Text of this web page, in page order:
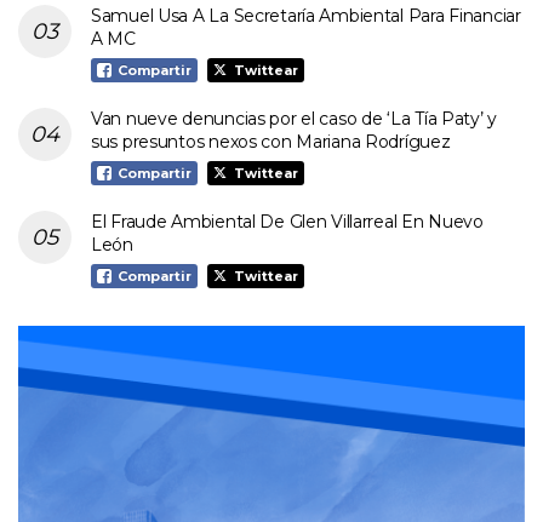
Samuel Usa A La Secretaría Ambiental Para Financiar
A MC
Compartir Twittear
Van nueve denuncias por el caso de ‘La Tía Paty’ y
sus presuntos nexos con Mariana Rodríguez
Compartir Twittear
El Fraude Ambiental De Glen Villarreal En Nuevo
León
Compartir Twittear